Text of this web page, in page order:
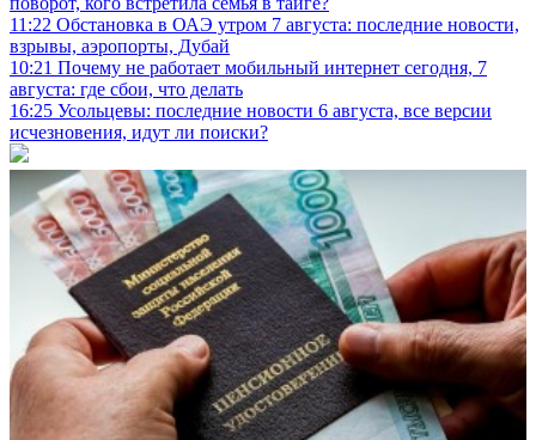
11:22 Обстановка в ОАЭ утром 7 августа: последние новости,
взрывы, аэропорты, Дубай
10:21 Почему не работает мобильный интернет сегодня, 7
августа: где сбои, что делать
16:25 Усольцевы: последние новости 6 августа, все версии
исчезновения, идут ли поиски?